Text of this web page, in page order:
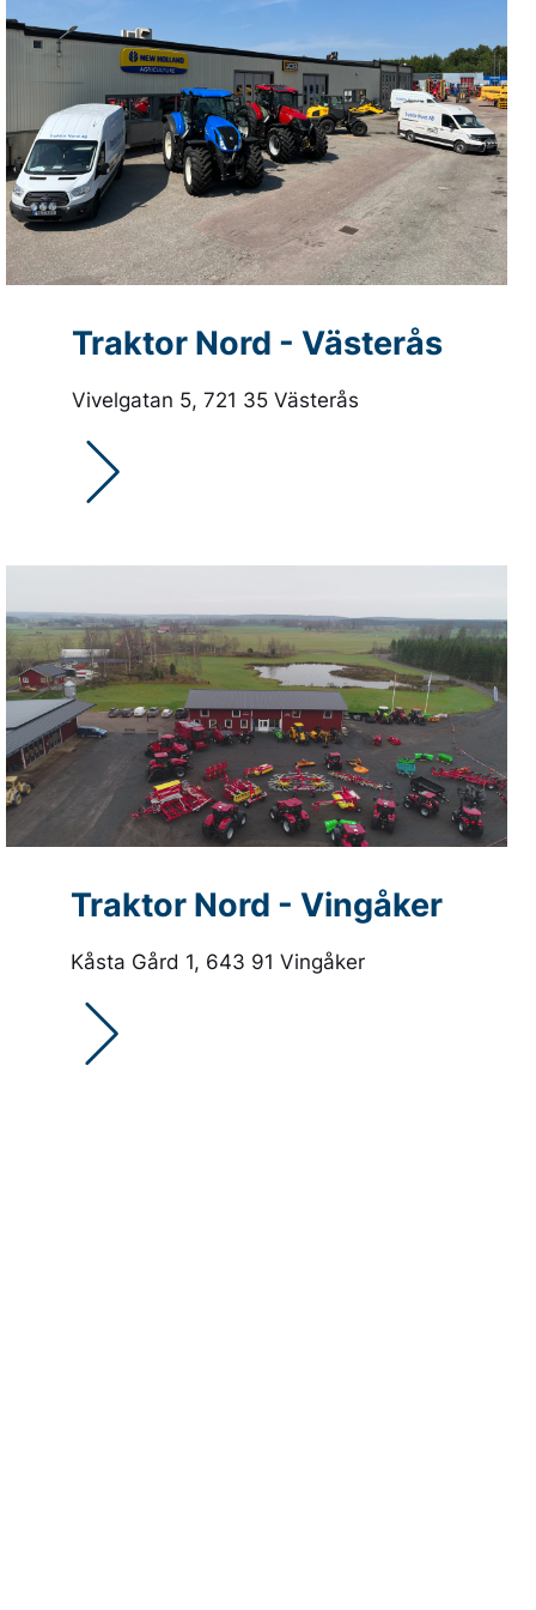
av kraft
och
mest sålda
Palms ett världsledande
varumärke på både
skogsvagnar & skogskranar.
12Nästa →
Traktor Nord - Västerås
Vivelgatan 5, 721 35 Västerås
Traktor Nord - Vingåker
Kåsta Gård 1, 643 91 Vingåker